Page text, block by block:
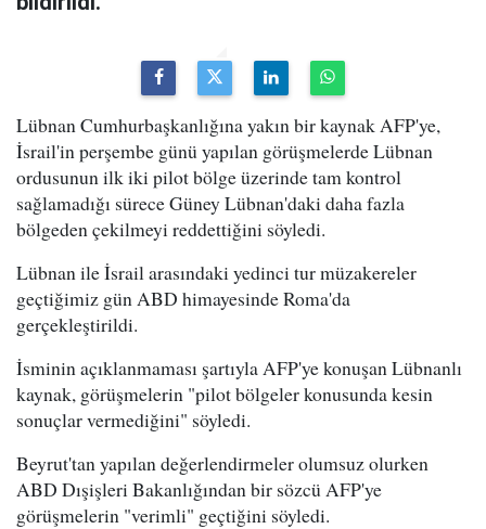
Lübnan Cumhurbaşkanlığına yakın bir kaynak AFP'ye,
İsrail'in perşembe günü yapılan görüşmelerde Lübnan
ordusunun ilk iki pilot bölge üzerinde tam kontrol
sağlamadığı sürece Güney Lübnan'daki daha fazla
bölgeden çekilmeyi reddettiğini söyledi.
Lübnan ile İsrail arasındaki yedinci tur müzakereler
geçtiğimiz gün ABD himayesinde Roma'da
gerçekleştirildi.
İsminin açıklanmaması şartıyla AFP'ye konuşan Lübnanlı
kaynak, görüşmelerin "pilot bölgeler konusunda kesin
sonuçlar vermediğini" söyledi.
Beyrut'tan yapılan değerlendirmeler olumsuz olurken
ABD Dışişleri Bakanlığından bir sözcü AFP'ye
görüşmelerin "verimli" geçtiğini söyledi.